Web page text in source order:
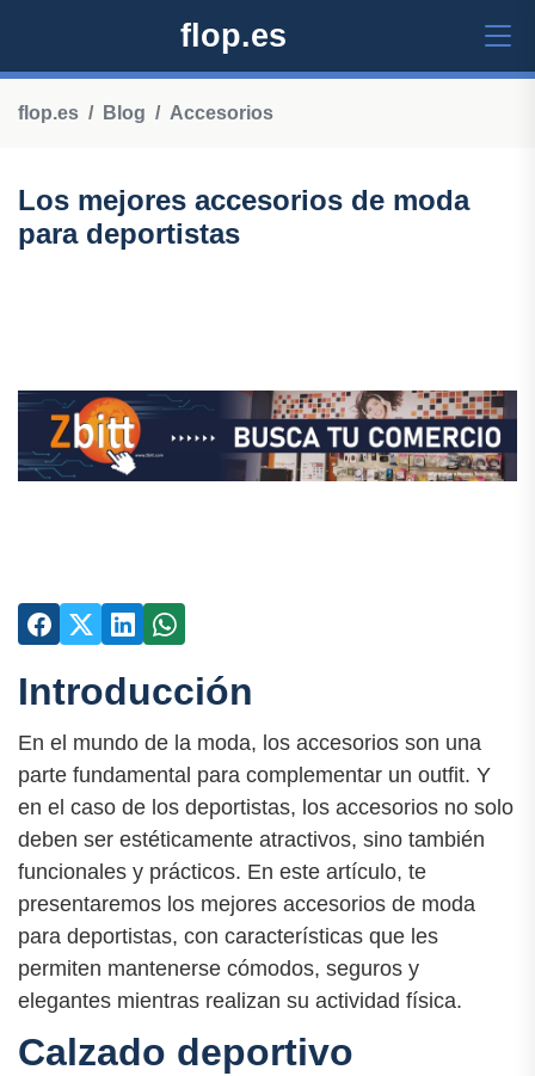
flop.es
flop.es Blog Accesorios
Los mejores accesorios de moda
para deportistas
Introducción
En el mundo de la moda, los accesorios son una
parte fundamental para complementar un outfit. Y
en el caso de los deportistas, los accesorios no solo
deben ser estéticamente atractivos, sino también
funcionales y prácticos. En este artículo, te
presentaremos los mejores accesorios de moda
para deportistas, con características que les
permiten mantenerse cómodos, seguros y
elegantes mientras realizan su actividad física.
Calzado deportivo